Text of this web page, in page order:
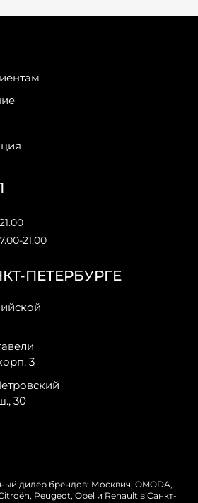
ПЕТЕРБУРГЕ
3
30
21.00
дилер брендов: Москвич, OMODA,
Peugeot, Opel и Renault в Санкт-